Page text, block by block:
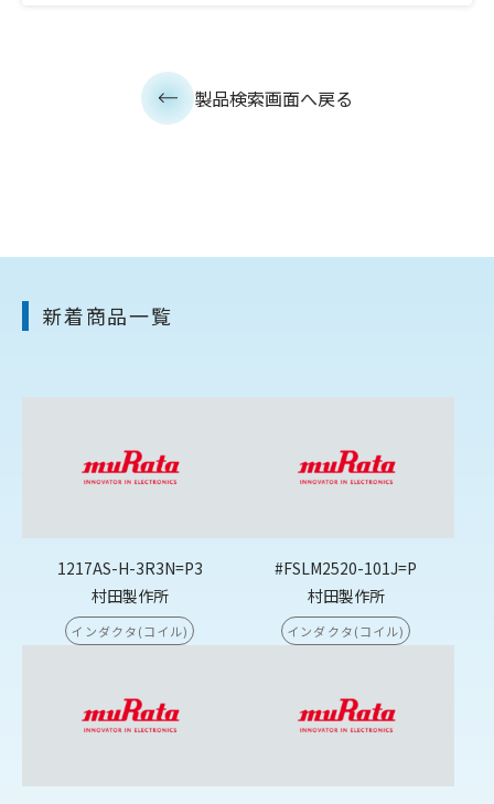
製品検索画面へ戻る
新着商品一覧
1217AS-H-3R3N=P3
村田製作所
インダクタ(コイル)
#FSLM2520-101J=P
村田製作所
インダクタ(コイル)